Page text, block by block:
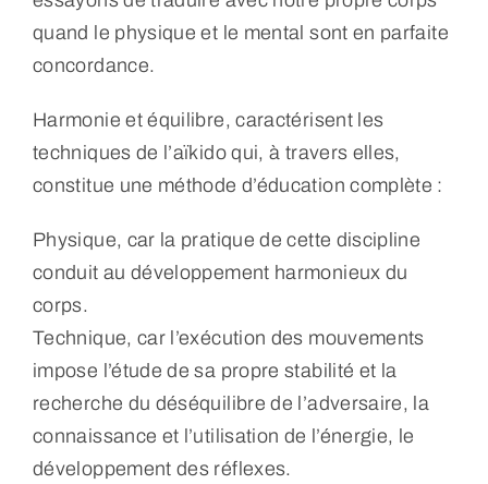
quand le physique et le mental sont en parfaite
concordance.
Harmonie et équilibre, caractérisent les
techniques de l’aïkido qui, à travers elles,
constitue une méthode d’éducation complète :
Physique, car la pratique de cette discipline
conduit au développement harmonieux du
corps.
Technique, car l’exécution des mouvements
impose l’étude de sa propre stabilité et la
recherche du déséquilibre de l’adversaire, la
connaissance et l’utilisation de l’énergie, le
développement des réflexes.